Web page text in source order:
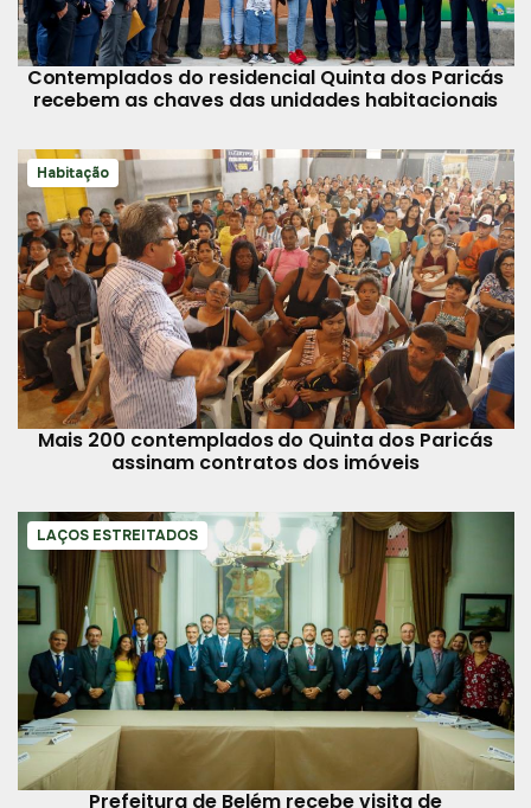
Contemplados do residencial Quinta dos Paricás
recebem as chaves das unidades habitacionais
Habitação
Mais 200 contemplados do Quinta dos Paricás
assinam contratos dos imóveis
LAÇOS ESTREITADOS
Prefeitura de Belém recebe visita de